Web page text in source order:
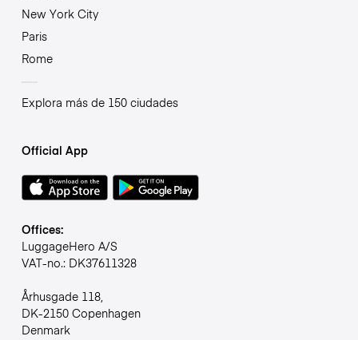
New York City
Paris
Rome
Explora más de 150 ciudades
Official App
Offices:
LuggageHero A/S
VAT-no.: DK37611328
Århusgade 118,
DK-2150 Copenhagen
Denmark